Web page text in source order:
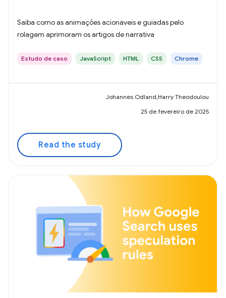
Saiba como as animações acionáveis e guiadas pelo
rolagem aprimoram os artigos de narrativa
Estudo de caso JavaScript HTML CSS Chrome
Johannes Odland,Harry Theodoulou
25 de fevereiro de 2025
Read the study